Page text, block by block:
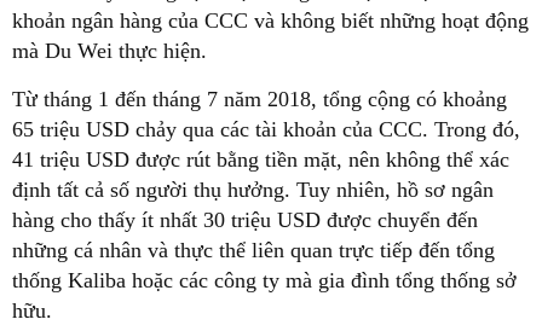
khoản ngân hàng của CCC và không biết những hoạt động
mà Du Wei thực hiện.
Từ tháng 1 đến tháng 7 năm 2018, tổng cộng có khoảng
65 triệu USD chảy qua các tài khoản của CCC. Trong đó,
41 triệu USD được rút bằng tiền mặt, nên không thể xác
định tất cả số người thụ hưởng. Tuy nhiên, hồ sơ ngân
hàng cho thấy ít nhất 30 triệu USD được chuyển đến
những cá nhân và thực thể liên quan trực tiếp đến tổng
thống Kaliba hoặc các công ty mà gia đình tổng thống sở
hữu.